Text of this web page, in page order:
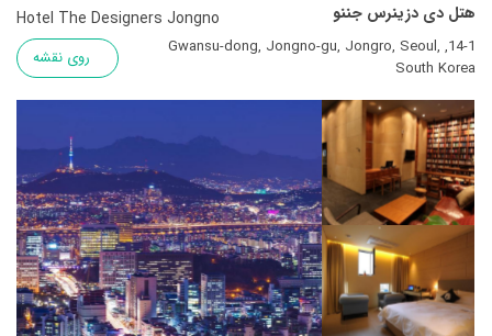
هتل دی دزینرس جننو Hotel The Designers Jongno
14-1, Gwansu-dong, Jongno-gu, Jongro, Seoul,
South Korea
روی نقشه